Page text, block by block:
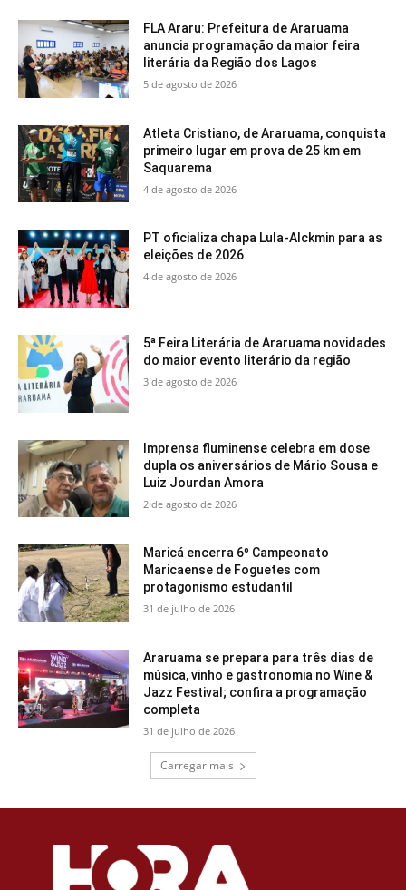
FLA Araru: Prefeitura de Araruama
anuncia programação da maior feira
literária da Região dos Lagos
5 de agosto de 2026
Atleta Cristiano, de Araruama, conquista
primeiro lugar em prova de 25 km em
Saquarema
4 de agosto de 2026
PT oficializa chapa Lula-Alckmin para as
eleições de 2026
4 de agosto de 2026
5ª Feira Literária de Araruama novidades
do maior evento literário da região
3 de agosto de 2026
Imprensa fluminense celebra em dose
dupla os aniversários de Mário Sousa e
Luiz Jourdan Amora
2 de agosto de 2026
Maricá encerra 6º Campeonato
Maricaense de Foguetes com
protagonismo estudantil
31 de julho de 2026
Araruama se prepara para três dias de
música, vinho e gastronomia no Wine &
Jazz Festival; confira a programação
completa
31 de julho de 2026
Carregar mais